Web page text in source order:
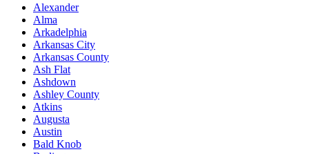
Alexander
Alma
Arkadelphia
Arkansas City
Arkansas County
Ash Flat
Ashdown
Ashley County
Atkins
Augusta
Austin
Bald Knob